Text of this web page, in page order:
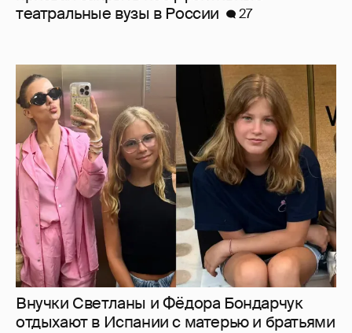
Внучки Светланы и Фёдора Бондарчук
отдыхают в Испании с матерью и братьями
14